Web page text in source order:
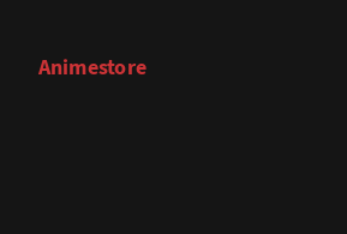
Animestore